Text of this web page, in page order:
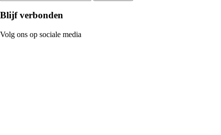
Blijf verbonden
Volg ons op sociale media